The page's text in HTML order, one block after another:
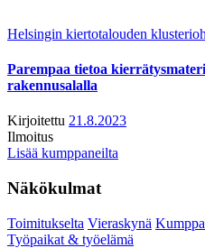
Helsingin kiertotalouden
Parempaa tietoa
rakennusalalla
Kirjoitettu 21.8.2023
Ilmoitus
Lisää kumppaneilta
Näkökulmat
Toimitukselta Vieraskynä
Työpaikat & työelämä